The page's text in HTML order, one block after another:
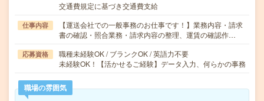
交通費規定に基づき交通費支給
仕事内容
【運送会社での一般事務のお仕事です！】業務内容・請求
書の確認・照合業務・請求内容の整理、運賃の確認作…
応募資格
職種未経験OK / ブランクOK / 英語力不要
未経験OK！【活かせるご経験】データ入力、何らかの事務
職場の雰囲気